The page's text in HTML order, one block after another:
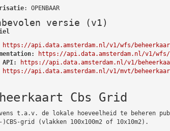
: OPENBAAR
versie (v1)
https://api.data.amsterdam.nl/v1/wfs/
https://api.data.amsterdam.nl/v1/wfs/
API:
https://api.data.amsterdam.nl/v1/
https://api.data.amsterdam.nl/v1/mvt/
Cbs Grid
t.a.v. de lokale hoeveelheid te beheren
)CBS-grid (vlakken 100x100m2 of 10x10m2).